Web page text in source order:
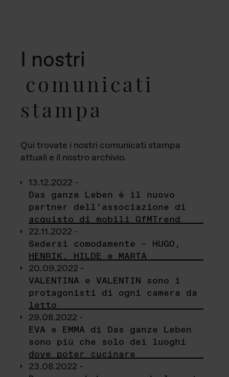
I nostri
comunicati
stampa
Qui trovate i nostri comunicati stampa
attuali e il nostro archivio.
13.12.2022 -
Das ganze Leben è il nuovo
partner dell’associazione di
acquisto di mobili GfMTrend
22.11.2022 -
Sedersi comodamente – HUGO,
HENRIK, HILDE e MARTA
20.09.2022 -
VALENTINA e VALENTIN sono i
protagonisti di ogni camera da
letto
29.08.2022 -
EVA e EMMA di Das ganze Leben
sono più che solo dei luoghi
dove poter cucinare
23.08.2022 -